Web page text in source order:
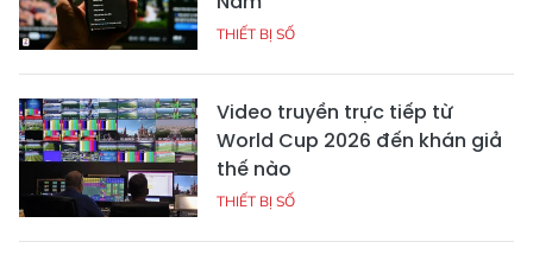
THIẾT BỊ SỐ
Video truyền trực tiếp từ
World Cup 2026 đến khán giả
thế nào
THIẾT BỊ SỐ